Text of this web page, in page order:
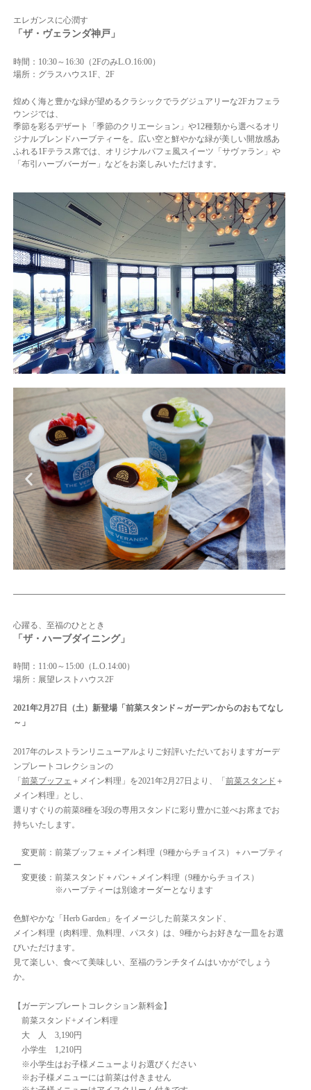
エレガンスに心潤す
「ザ・ヴェランダ神戸」
時間：10:30～16:30（2FのみL.O.16:00）
場所：グラスハウス1F、2F
煌めく海と豊かな緑が望めるクラシックでラグジュアリーな2Fカフェラ
ウンジでは、
季節を彩るデザート「季節のクリエーション」や12種類から選べるオリ
ジナルブレンドハーブティーを。広い空と鮮やかな緑が美しい開放感あ
ふれる1Fテラス席では、オリジナルパフェ風スイーツ「サヴァラン」や
「布引ハーブバーガー」などをお楽しみいただけます。
心躍る、至福のひととき
「ザ・ハーブダイニング」
時間：11:00～15:00（L.O.14:00）
場所：展望レストハウス2F
2021年2月27日（土） 新登場「前菜スタンド～ガーデンからのおもてなし
～」
2017年のレストランリニューアルよりご好評いただいておりますガーデ
ンプレートコレクションの
「前菜ブッフェ ＋メイン料理」を2021年2月27日より、「前菜スタンド ＋
メイン料理」とし、
選りすぐりの前菜8種を3段の専用スタンドに彩り豊かに並べお席までお
持ちいたします。
変更前：前菜ブッフェ＋メイン料理（9種からチョイス）＋ハーブティ
ー
変更後：前菜スタンド＋パン＋メイン料理（9種からチョイス）
※ハーブティーは別途オーダーとなります
色鮮やかな「Herb Garden」をイメージした前菜スタンド、
メイン料理（肉料理、魚料理、パスタ）は、9種からお好きな一皿をお選
びいただけます。
見て楽しい、食べて美味しい、至福のランチタイムはいかがでしょう
か。
【ガーデンプレートコレクション新料金】
前菜スタンド+メイン料理
大 人 3,190円
小学生 1,210円
※小学生はお子様メニューよりお選びください
※お子様メニューには前菜は付きません